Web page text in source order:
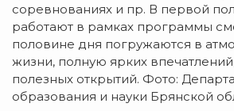
соревнованиях и пр. В первой
работают в рамках программы
половине дня погружаются в
жизни, полную ярких
полезных открытий. Фото:
образования и науки Брянской